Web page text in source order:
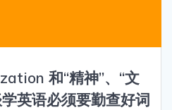
和“精神”、“文
英语必须要勤查好词